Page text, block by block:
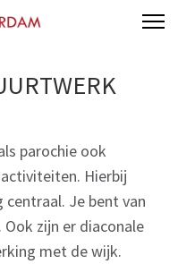
parochie ook
Hierbij
Je bent van
zijn er diaconale
met de wijk.